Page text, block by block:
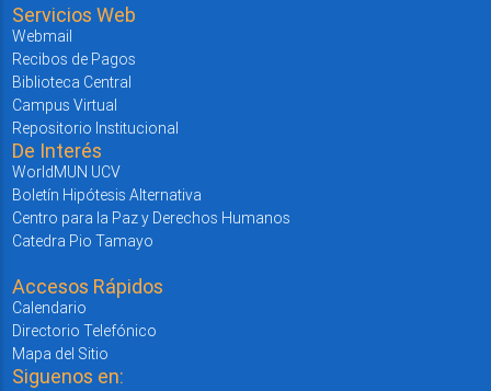
Servicios Web
Webmail
Recibos de Pagos
Biblioteca Central
Campus Virtual
Repositorio Institucional
De Interés
WorldMUN UCV
Boletín Hipótesis Alternativa
Centro para la Paz y Derechos Humanos
Catedra Pio Tamayo
Accesos Rápidos
Calendario
Directorio Telefónico
Mapa del Sitio
Siguenos en: